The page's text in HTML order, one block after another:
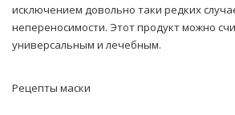
исключением довольно таки редких
непереносимости. Этот продукт можно
универсальным и лечебным.
Рецепты маски